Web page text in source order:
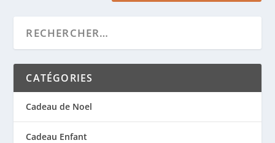
CATÉGORIES
Cadeau de Noel
Cadeau Enfant